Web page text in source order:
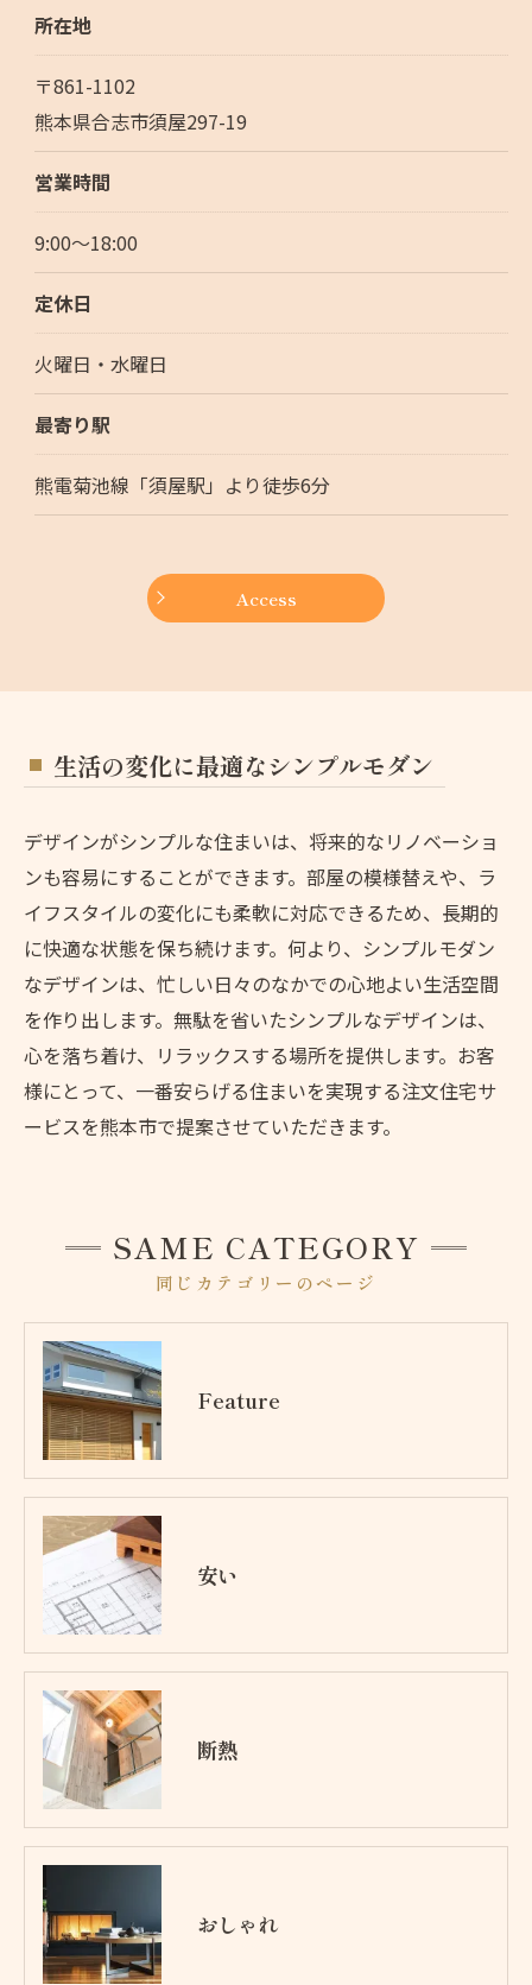
所在地
〒861-1102
熊本県合志市須屋297-19
営業時間
9:00～18:00
定休日
火曜日・水曜日
最寄り駅
熊電菊池線「須屋駅」より徒歩6分
Access
生活の変化に最適なシンプルモダン
デザインがシンプルな住まいは、将来的なリノベーショ
ンも容易にすることができます。部屋の模様替えや、ラ
イフスタイルの変化にも柔軟に対応できるため、長期的
に快適な状態を保ち続けます。何より、シンプルモダン
なデザインは、忙しい日々のなかでの心地よい生活空間
を作り出します。無駄を省いたシンプルなデザインは、
心を落ち着け、リラックスする場所を提供します。お客
様にとって、一番安らげる住まいを実現する注文住宅サ
ービスを熊本市で提案させていただきます。
同じカテゴリーのページ
SAME CATEGORY
Feature
安い
断熱
おしゃれ